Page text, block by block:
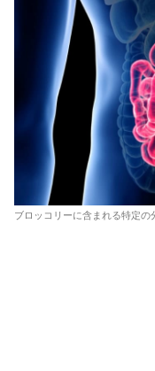
ブロッコリーに含まれる特定